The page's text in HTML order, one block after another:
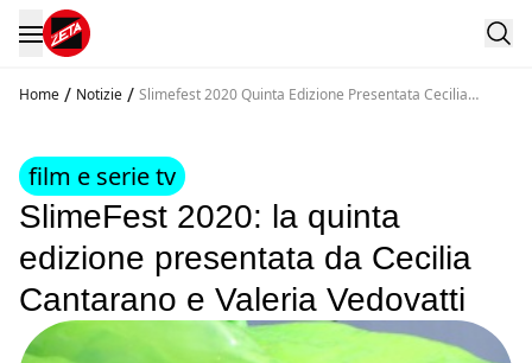
Home / Notizie / Slimefest 2020 Quinta Edizione Presentata Cecilia
film e serie tv
SlimeFest 2020: la quinta
edizione presentata da Cecilia
Cantarano e Valeria Vedovatti